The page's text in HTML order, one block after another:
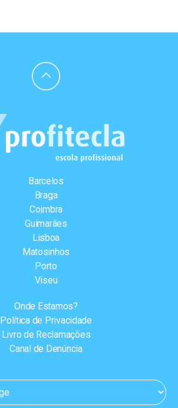
Barcelos
Braga
Coimbra
Guimarães
Lisboa
Matosinhos
Porto
Viseu
Onde Estamos?
Política de Privacidade
Livro de Reclamações
Canal de Denúncia